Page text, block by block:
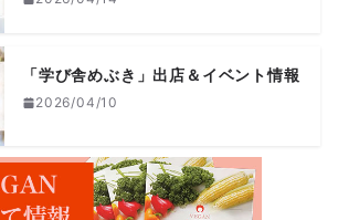
「学び舎めぶき」出店＆イベント情報
2026/04/10